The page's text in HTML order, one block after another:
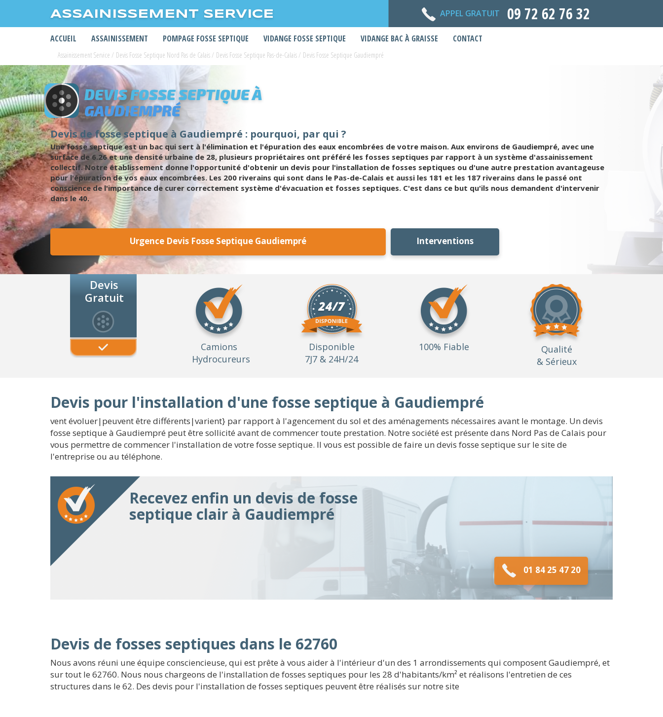
ASSAINISSEMENT SERVICE APPEL GRATUIT 09 72 62 76 32
ACCUEIL ASSAINISSEMENT POMPAGE FOSSE SEPTIQUE VIDANGE FOSSE SEPTIQUE VIDANGE BAC À GRAISSE CONTACT
Assainissement Service / Devis Fosse Septique Nord Pas de Calais/ Devis Fosse Septique Pas-de-Calais/ Devis Fosse Septique Gaudiempré
DEVIS FOSSE SEPTIQUE À
GAUDIEMPRÉ
Devis de fosse septique à Gaudiempré : pourquoi, par qui ?
Une fosse septique est un bac qui sert à l'élimination et l'épuration des eaux encombrées de votre maison. Aux environs de Gaudiempré, avec une
surface de 6.26 et une densité urbaine de 28, plusieurs propriétaires ont préféré les fosses septiques par rapport à un système d'assainissement
collectif. Notre établissement donne l'opportunité d'obtenir un devis pour l'installation de fosses septiques ou d'une autre prestation avantageuse
pour l'épuration de vos eaux encombrées. Les 200 riverains qui sont dans le Pas-de-Calais et aussi les 181 et les 187 riverains dans le passé ont
conscience de l'importance de curer correctement système d'évacuation et fosses septiques. C'est dans ce but qu'ils nous demandent d'intervenir
dans le 40.
Urgence Devis Fosse Septique Gaudiempré Interventions
Devis
Gratuit
Camions
Hydrocureurs
Disponible
7J7 & 24H/24
100% Fiable
Qualité
& Sérieux
Devis pour l'installation d'une fosse septique à Gaudiempré
vent évoluer|peuvent être différents|varient} par rapport à l'agencement du sol et des aménagements nécessaires avant le montage. Un devis
fosse septique à Gaudiempré peut être sollicité avant de commencer toute prestation. Notre société est présente dans Nord Pas de Calais pour
vous permettre de commencer l'installation de votre fosse septique. Il vous est possible de faire un devis fosse septique sur le site de
l'entreprise ou au téléphone.
Recevez enfin un devis de fosse
septique clair à Gaudiempré
01 84 25 47 20
Devis de fosses septiques dans le 62760
Nous avons réuni une équipe consciencieuse, qui est prête à vous aider à l'intérieur d'un des 1 arrondissements qui composent Gaudiempré, et
sur tout le 62760. Nous nous chargeons de l'installation de fosses septiques pour les 28 d'habitants/km² et réalisons l'entretien de ces
structures dans le 62. Des devis pour l'installation de fosses septiques peuvent être réalisés sur notre site